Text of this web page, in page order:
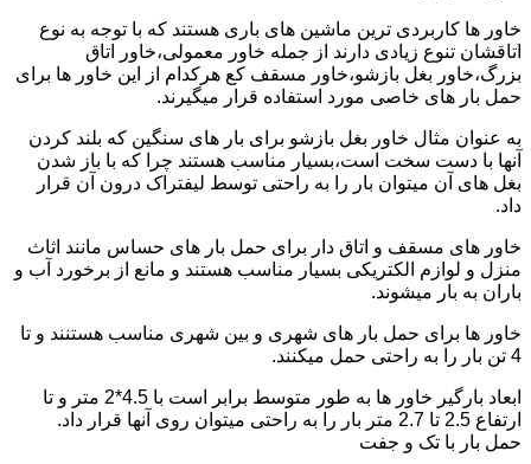
خاور ها کاربردی ترین ماشین های باری هستند که با توجه به نوع
اتاقشان تنوع زیادی دارند از جمله خاور معمولی،خاور اتاق
بزرگ،خاور بغل بازشو،خاور مسقف کع هرکدام از این خاور ها برای
حمل بار های خاصی مورد استفاده قرار میگیرند.
به عنوان مثال خاور بغل بازشو برای بار های سنگین که بلند کردن
آنها با دست سخت است،بسیار مناسب هستند چرا که با باز شدن
بغل های آن میتوان بار را به راحتی توسط لیفتراک درون آن قرار
داد.
خاور های مسقف و اتاق دار برای حمل بار های حساس مانند اثاث
منزل و لوازم الکتریکی بسیار مناسب هستند و مانع از برخورد آب و
باران به بار میشوند.
خاور ها برای حمل بار های شهری و بین شهری مناسب هستنند و تا
4 تن بار را به راحتی حمل میکنند.
ابعاد بارگیر خاور ها به طور متوسط برابر است با 4.5*2 متر و تا
ارتفاع 2.5 تا 2.7 متر بار را به راحتی میتوان روی آنها قرار داد.
حمل بار با تک و جفت